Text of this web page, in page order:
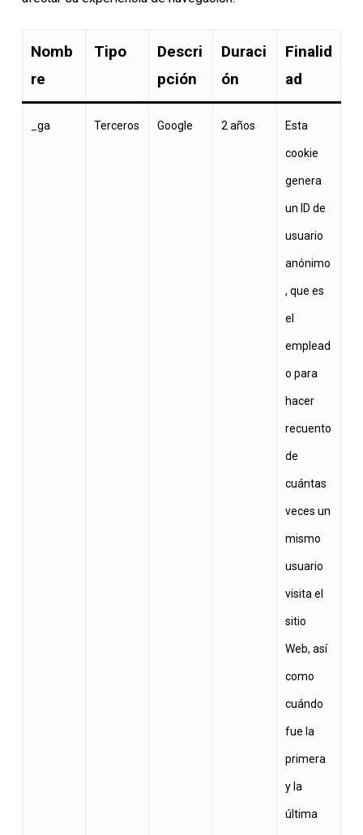
Nomb
re
Tipo
Descri
pción
Duraci
ón
Finalid
ad
_ga Terceros Google 2 años Esta
cookie
genera
un ID de
usuario
anónimo
, que es
el
emplead
o para
hacer
recuento
de
cuántas
veces un
mismo
usuario
visita el
sitio
Web, así
como
cuándo
fue la
primera
y la
última